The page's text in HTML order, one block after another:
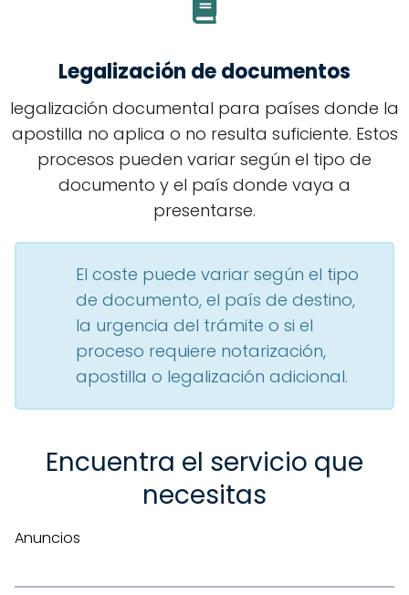
Legalización de documentos
legalización documental para países donde la
apostilla no aplica o no resulta suficiente. Estos
procesos pueden variar según el tipo de
documento y el país donde vaya a
presentarse.
El coste puede variar según el tipo
de documento, el país de destino,
la urgencia del trámite o si el
proceso requiere notarización,
apostilla o legalización adicional.
Encuentra el servicio que
necesitas
Anuncios